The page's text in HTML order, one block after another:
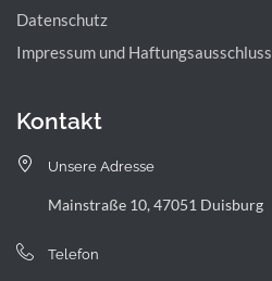
Datenschutz
Impressum und Haftungsausschluss
Kontakt
Unsere Adresse
Mainstraße 10, 47051 Duisburg
Telefon